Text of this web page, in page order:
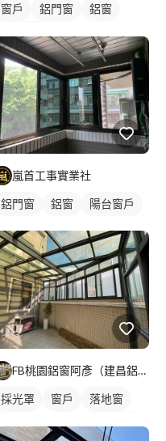
窗戶 鋁門窗
鋁窗
嵐首工事實業社
鋁門窗 鋁窗 陽台窗戶
FB桃園鋁窗阿彥（建昌鋁門窗）
採光罩 窗戶
落地窗